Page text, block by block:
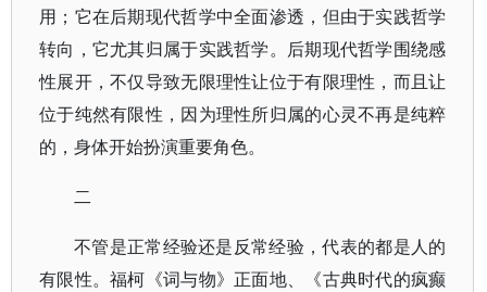
用；它在后期现代哲学中全面渗透，但由于实践哲学
转向，它尤其归属于实践哲学。后期现代哲学围绕感
性展开，不仅导致无限理性让位于有限理性，而且让
位于纯然有限性，因为理性所归属的心灵不再是纯粹
的，身体开始扮演重要角色。
二
不管是正常经验还是反常经验，代表的都是人的
有限性。福柯《词与物》正面地、《古典时代的疯癫